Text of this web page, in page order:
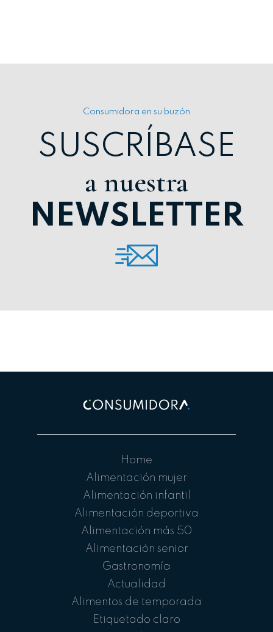
Consumidora en su buzón
SUSCRÍBASE
a nuestra
NEWSLETTER
Home
Alimentación mujer
Alimentación infantil
Alimentación deportiva
Alimentación más 50
Alimentación senior
Gastronomía
Actualidad
Alimentos de temporada
Etiquetado claro